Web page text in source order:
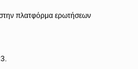
πλατφόρμα ερωτήσεων